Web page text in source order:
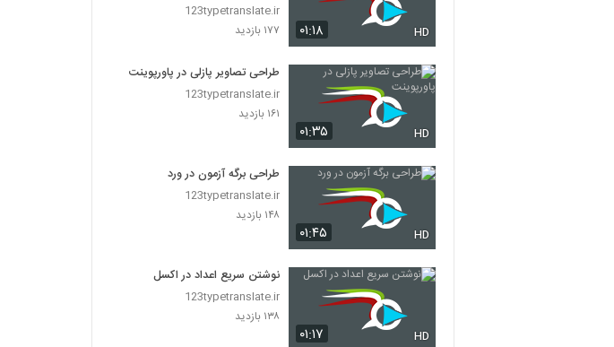
۰۱:۱۸ HD
123typetranslate.ir
۱۷۷ بازدید
۰۱:۳۵ HD
طراحی تصاویر پازلی در پاورپوینت
123typetranslate.ir
۱۶۱ بازدید
۰۱:۴۵ HD
طراحی برگه آزمون در ورد
123typetranslate.ir
۱۴۸ بازدید
۰۱:۱۷ HD
نوشتن سریع اعداد در اکسل
123typetranslate.ir
۱۳۸ بازدید